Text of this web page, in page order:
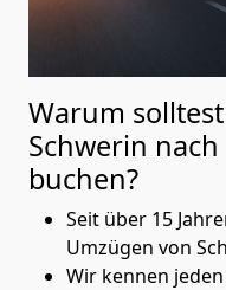
Warum
Schwerin
buchen?
Seit über 15
Umzügen von
Wir kennen